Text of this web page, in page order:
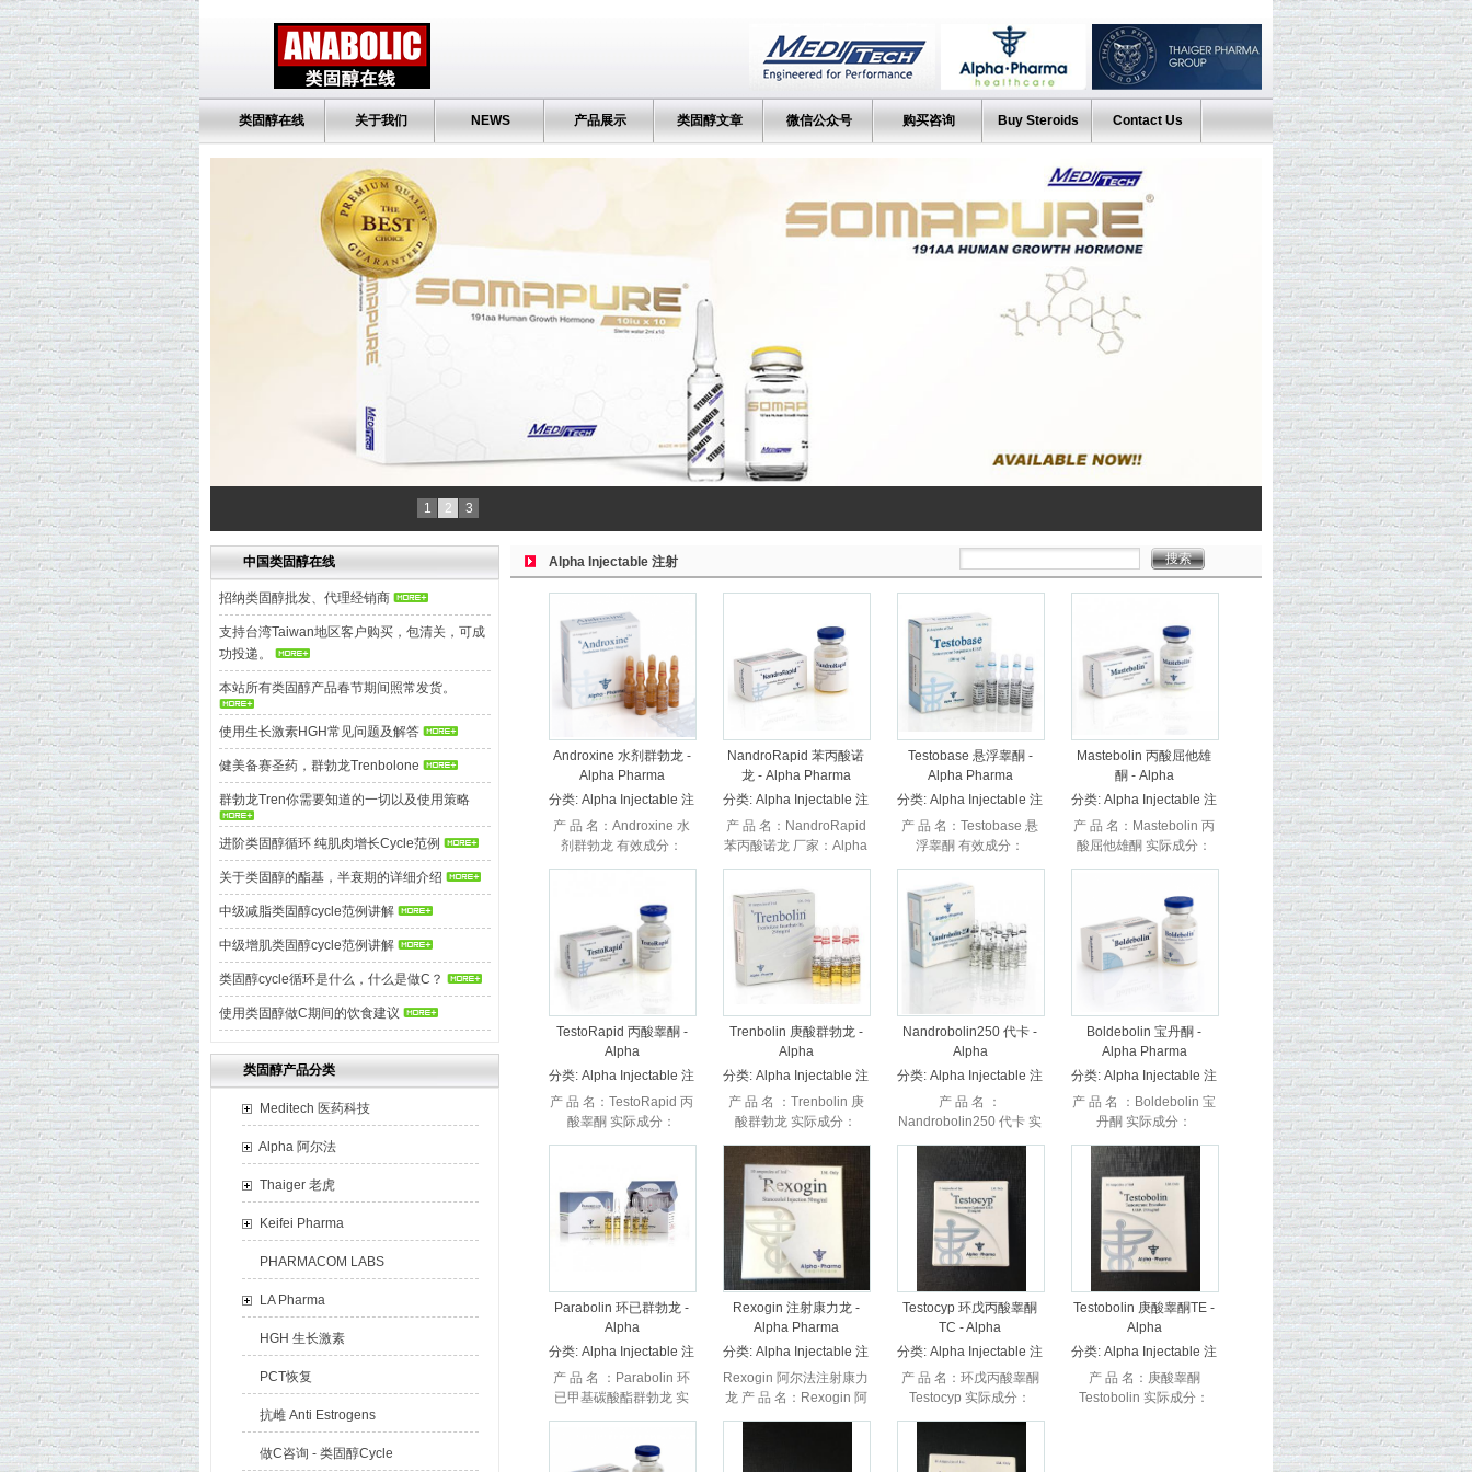
类固醇在线 关于我们 NEWS 产品展示 类固醇文章 微信公众号 购买咨询 Buy Steroids Contact Us
1 2 3
中国类固醇在线
招纳类固醇批发、代理经销商
支持台湾Taiwan地区客户购买，包清关，可成
功投递。
本站所有类固醇产品春节期间照常发货。
使用生长激素HGH常见问题及解答
健美备赛圣药，群勃龙Trenbolone
群勃龙Tren你需要知道的一切以及使用策略
进阶类固醇循环 纯肌肉增长Cycle范例
关于类固醇的酯基，半衰期的详细介绍
中级减脂类固醇cycle范例讲解
中级增肌类固醇cycle范例讲解
类固醇cycle循环是什么，什么是做C？
使用类固醇做C期间的饮食建议
类固醇产品分类
Meditech 医药科技
Alpha 阿尔法
Thaiger 老虎
Keifei Pharma
PHARMACOM LABS
LA Pharma
HGH 生长激素
PCT恢复
抗雌 Anti Estrogens
做C咨询 - 类固醇Cycle
Alpha Injectable 注射
Androxine 水剂群勃龙 -
Alpha Pharma
分类: Alpha Injectable 注
射
产 品 名：Androxine 水
剂群勃龙 有效成分：
Trenbolone Aq
Alpha Pharma 阿尔...
NandroRapid 苯丙酸诺
龙 - Alpha Pharma
分类: Alpha Injectable 注
射
产 品 名：NandroRapid
苯丙酸诺龙 厂家：Alpha
Pharma 阿尔法 产品规
规格 有效成分：每毫升...
Testobase 悬浮睾酮 -
Alpha Pharma
分类: Alpha Injectable 注
射
产 品 名：Testobase 悬
浮睾酮 有效成分：
Testosterone
Suspension 厂家：
Alpha Pharma 阿尔法 ...
Mastebolin 丙酸屈他雄
酮 - Alpha
分类: Alpha Injectable 注
射
产 品 名：Mastebolin 丙
酸屈他雄酮 实际成分：
Drostanolone
Alpha Phar...
TestoRapid 丙酸睾酮 -
Alpha
分类: Alpha Injectable 注
射
产 品 名：TestoRapid 丙
酸睾酮 实际成分：
Testosterone Propionate
Trenbolin 庚酸群勃龙 -
Alpha
分类: Alpha Injectable 注
射
产 品 名 ：Trenbolin 庚
酸群勃龙 实际成分：
Trenbolone Enanthate
生 产 商 ：Alpha 阿尔法
产品规...
Nandrobolin250 代卡 -
Alpha
分类: Alpha Injectable 注
射
产 品 名 ：
Nandrobolin250 代卡 实
际成分：
Nandrobolin250 厂家：
Alpha Pharma 阿尔法 产
品规格...
Boldebolin 宝丹酮 -
Alpha Pharma
分类: Alpha Injectable 注
射
产 品 名 ：Boldebolin 宝
丹酮 实际成分：
Boldebolin
Undecyclenate 生 产 商
：Alpha 阿尔法 ...
Parabolin 环已群勃龙 -
Alpha
分类: Alpha Injectable 注
射
产 品 名 ：Parabolin 环
已甲基碳酸酯群勃龙 实
际成分：Trenbolone
Rexogin 注射康力龙 -
Alpha Pharma
分类: Alpha Injectable 注
射
Rexogin 阿尔法注射康力
龙 产 品 名：Rexogin 阿
尔法注射康力龙
Testocyp 环戊丙酸睾酮
TC - Alpha
分类: Alpha Injectable 注
射
产 品 名：环戊丙酸睾酮
Testocyp 实际成分：
Testosterone Cypionate
产品...
Testobolin 庚酸睾酮TE -
Alpha
分类: Alpha Injectable 注
射
产 品 名：庚酸睾酮
Testobolin 实际成分：